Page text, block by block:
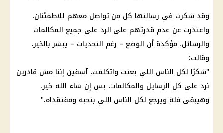
وقد شكرت في رسالتها كل من تواصل معهم للاطمئنان،
واعتذرت عن عدم قدرتهم على الرد على جميع المكالمات
والرسائل، مؤكدة أن الوضع – رغم التحديات – يبشر بالخير.
وقالت:
"شكرًا لكل الناس اللي بعتت واتكلمت، آسفين إننا مش قادرين
نرد على كل الرسايل والمكالمات، بس إن شاء الله خير،
وهيبقى فلة ويرجع لكل الناس اللي بتحبه ومفتقداه."